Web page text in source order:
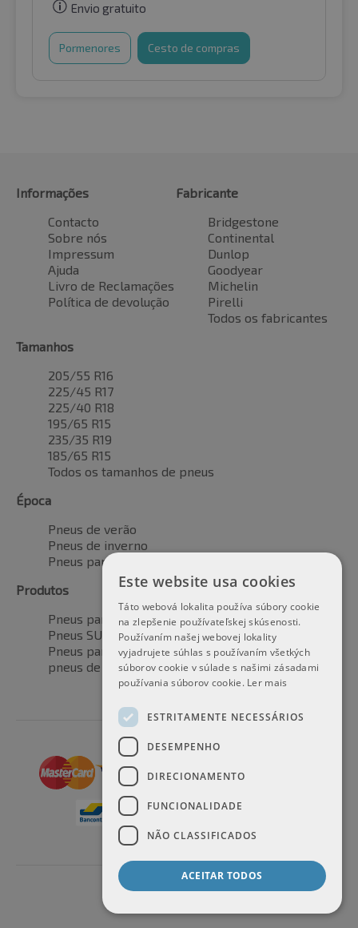
Envio gratuito
Pormenores Cesto de compras
Informações
Contacto
Sobre nós
Impressum
Ajuda
Livro de Reclamações
Política de devolução
Fabricante
Bridgestone
Continental
Dunlop
Goodyear
Michelin
Pirelli
Todos os fabricantes
Tamanhos
205/55 R16
225/45 R17
225/40 R18
195/65 R15
235/35 R19
185/65 R15
Todos os tamanhos de pneus
Época
Pneus de verão
Pneus de inverno
Pneus para todas as estações
Produtos
Pneus para automóveis
Pneus SUV / 4x4
Pneus para veículos de transporte
pneus de motocicleta
Este website usa cookies
Táto webová lokalita používa súbory cookie
na zlepšenie používateľskej skúsenosti.
Používaním našej webovej lokality
vyjadrujete súhlas s používaním všetkých
súborov cookie v súlade s našimi zásadami
používania súborov cookie. Ler mais
ESTRITAMENTE NECESSÁRIOS
DESEMPENHO
DIRECIONAMENTO
FUNCIONALIDADE
NÃO CLASSIFICADOS
ACEITAR TODOS